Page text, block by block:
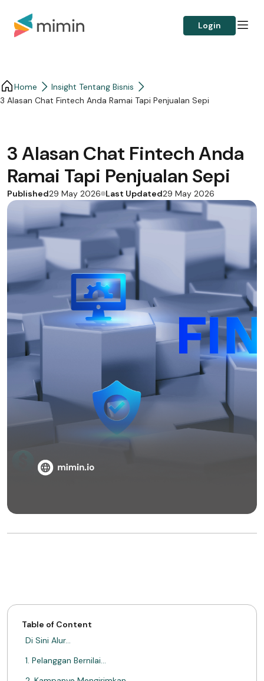
Login
Home
Insight Tentang Bisnis
3 Alasan Chat Fintech Anda Ramai Tapi Penjualan Sepi
3 Alasan Chat Fintech Anda
Ramai Tapi Penjualan Sepi
Published29 May 2026 Last Updated29 May 2026
Table of Content
Di Sini Alur…
1. Pelanggan Bernilai…